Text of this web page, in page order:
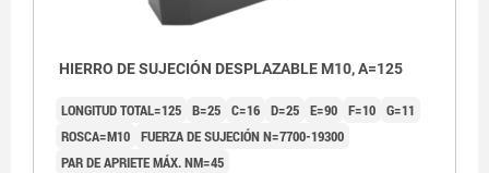
HIERRO DE SUJECIÓN DESPLAZABLE M10, A=125
LONGITUD TOTAL=125 B=25 C=16 D=25 E=90 F=10 G=11
ROSCA=M10 FUERZA DE SUJECIÓN N=7700-19300
PAR DE APRIETE MÁX. NM=45